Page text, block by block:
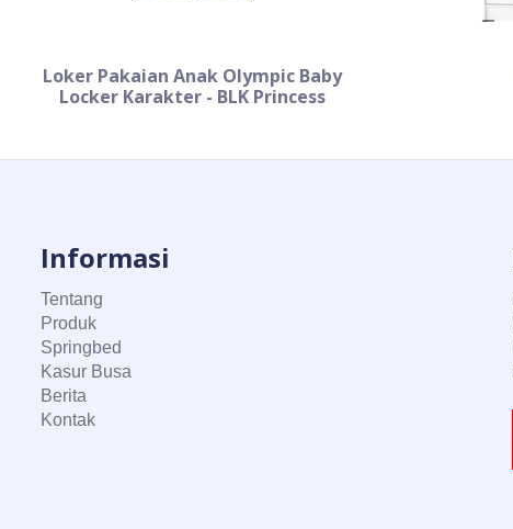
Loker Pakaian Anak Olympic Baby
Locker Karakter - BLK Princess
Informasi
Tentang
Produk
Springbed
Kasur Busa
Berita
Kontak